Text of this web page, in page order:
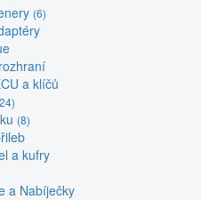
(6)
a klíčů
(8)
a kufry
a Nabíječky